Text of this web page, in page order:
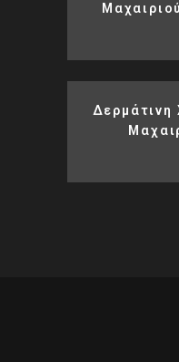
Δερμάτινη